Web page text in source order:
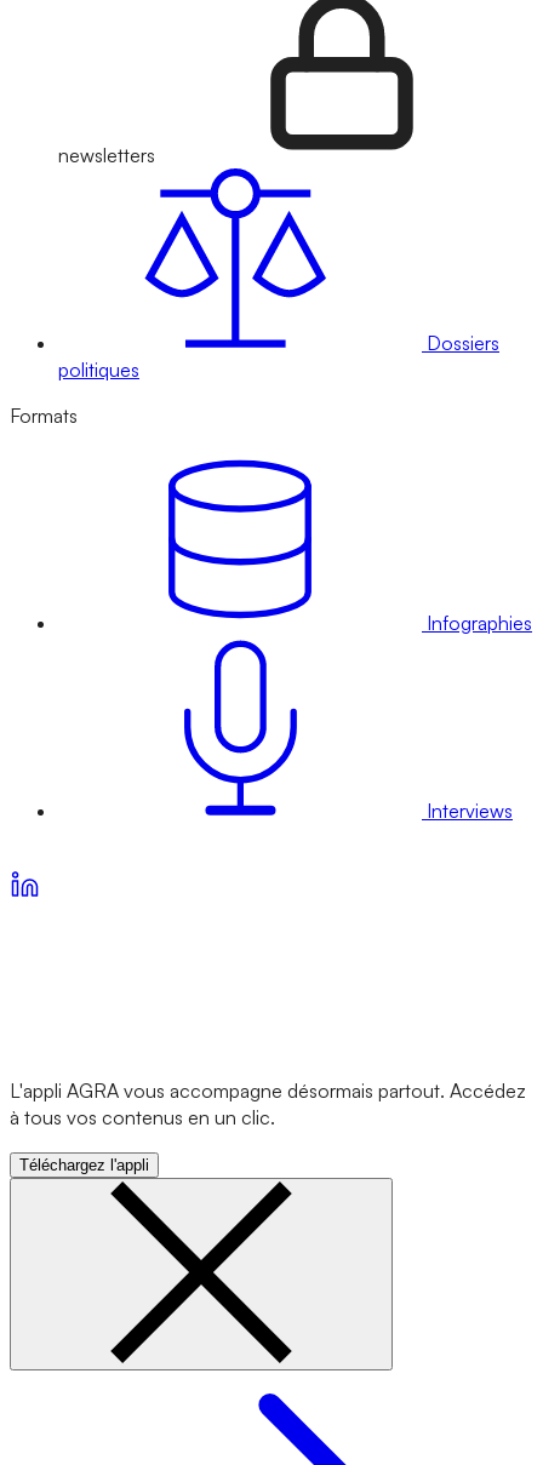
newsletters
Dossiers
politiques
Formats
Infographies
Interviews
L'appli AGRA vous accompagne désormais partout. Accédez
à tous vos contenus en un clic.
Téléchargez l'appli